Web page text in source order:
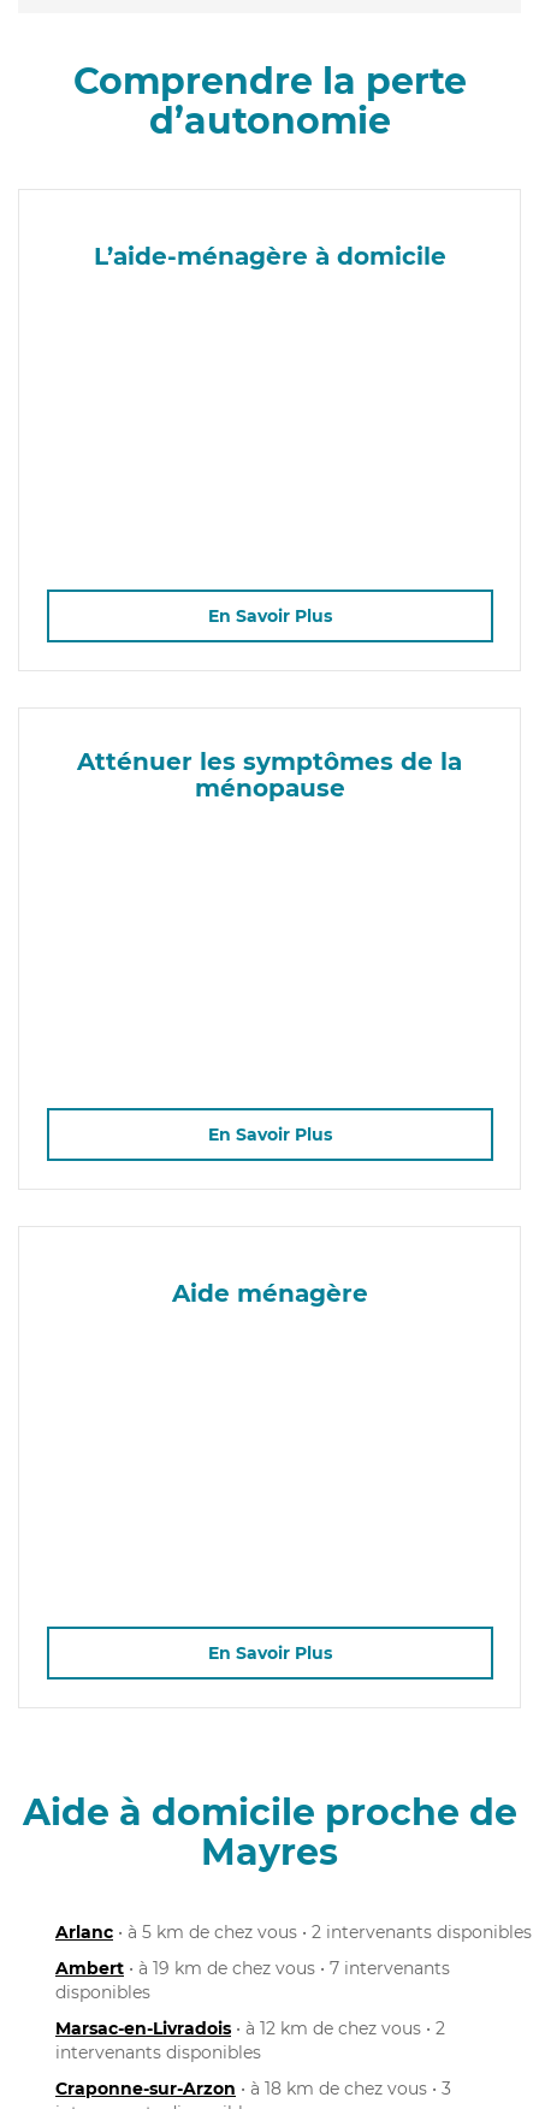
Comprendre la perte
d’autonomie
L’aide-ménagère à domicile
En Savoir Plus
Atténuer les symptômes de la
ménopause
En Savoir Plus
Aide ménagère
En Savoir Plus
Aide à domicile proche de
Mayres
Arlanc • à 5 km de chez vous • 2 intervenants disponibles
Ambert • à 19 km de chez vous • 7 intervenants
disponibles
Marsac-en-Livradois • à 12 km de chez vous • 2
intervenants disponibles
Craponne-sur-Arzon • à 18 km de chez vous • 3